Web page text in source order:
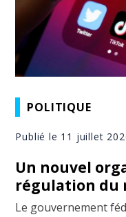
POLITIQUE
Publié le 11 juillet
Un nouvel
régulation du
Le gouvernement